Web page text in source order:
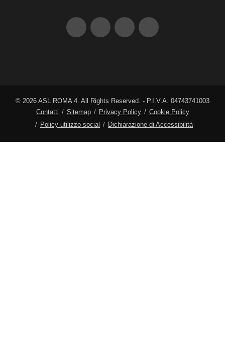
© 2026 ASL ROMA 4. All Rights Reserved. - P.I.V.A. 04743741003
Contatti
Sitemap Privacy Policy
Cookie Policy
Policy utilizzo social
Dichiarazione di Accessibilità